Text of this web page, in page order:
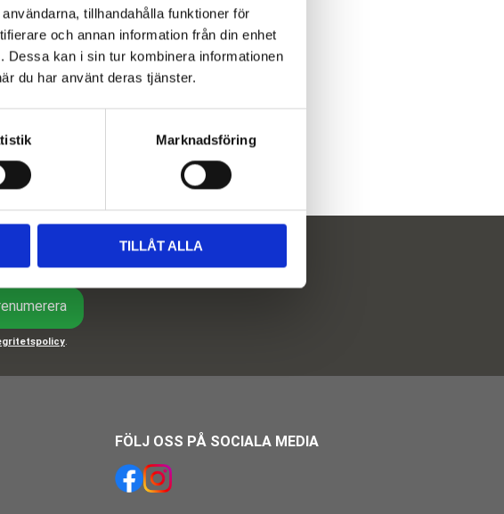
tillhandahålla funktioner för
och annan information från din enhet
kan i sin tur kombinera informationen
du har använt deras tjänster.
Marknadsföring
TILLÅT ALLA
FÖLJ OSS PÅ SOCIALA MEDIA